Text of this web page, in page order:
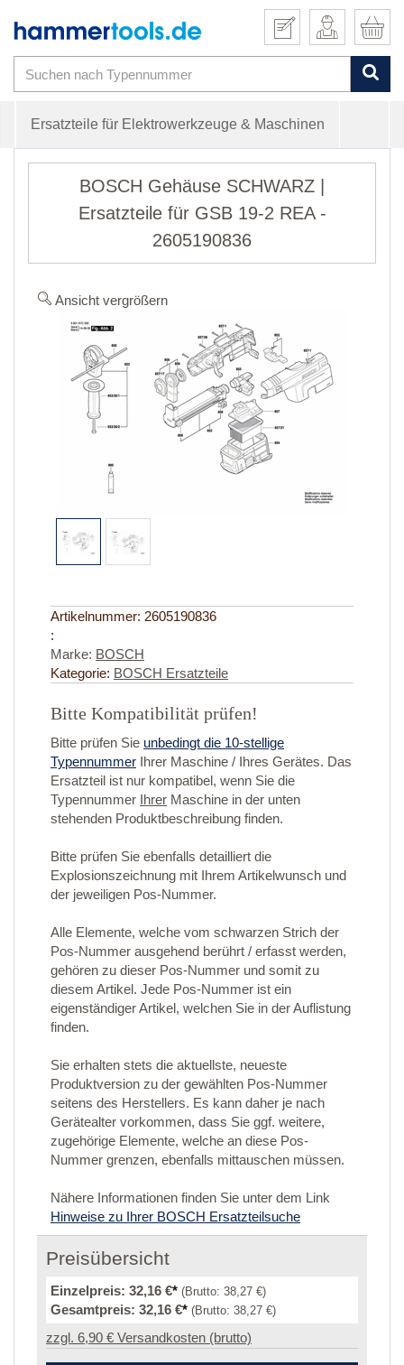
Ersatzteile für Elektrowerkzeuge & Maschinen
BOSCH Gehäuse SCHWARZ |
Ersatzteile für GSB 19-2 REA -
2605190836
Ansicht vergrößern
Artikelnummer: 2605190836
:
Marke: BOSCH
Kategorie: BOSCH Ersatzteile
Bitte Kompatibilität prüfen!
Bitte prüfen Sie unbedingt die 10-stellige
Typennummer Ihrer Maschine / Ihres Gerätes. Das
Ersatzteil ist nur kompatibel, wenn Sie die
Typennummer Ihrer Maschine in der unten
stehenden Produktbeschreibung finden.
Bitte prüfen Sie ebenfalls detailliert die
Explosionszeichnung mit Ihrem Artikelwunsch und
der jeweiligen Pos-Nummer.
Alle Elemente, welche vom schwarzen Strich der
Pos-Nummer ausgehend berührt / erfasst werden,
gehören zu dieser Pos-Nummer und somit zu
diesem Artikel. Jede Pos-Nummer ist ein
eigenständiger Artikel, welchen Sie in der Auflistung
finden.
Sie erhalten stets die aktuellste, neueste
Produktversion zu der gewählten Pos-Nummer
seitens des Herstellers. Es kann daher je nach
Gerätealter vorkommen, dass Sie ggf. weitere,
zugehörige Elemente, welche an diese Pos-
Nummer grenzen, ebenfalls mittauschen müssen.
Nähere Informationen finden Sie unter dem Link
Hinweise zu Ihrer BOSCH Ersatzteilsuche
Preisübersicht
Einzelpreis: 32,16 €* (Brutto: 38,27 €)
Gesamtpreis: 32,16 €* (Brutto: 38,27 €)
zzgl. 6,90 € Versandkosten (brutto)